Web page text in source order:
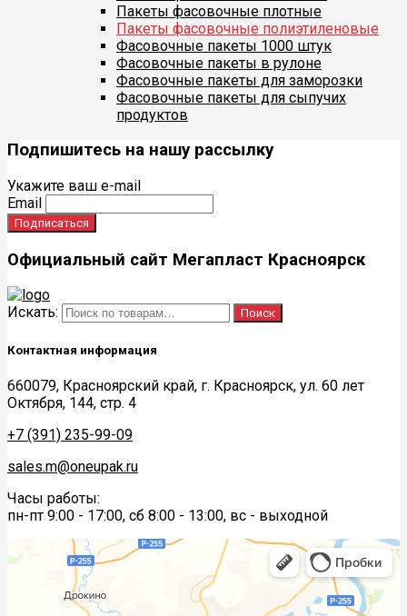
Пакеты фасовочные плотные
Пакеты фасовочные полиэтиленовые
Фасовочные пакеты 1000 штук
Фасовочные пакеты в рулоне
Фасовочные пакеты для заморозки
Фасовочные пакеты для сыпучих
продуктов
Подпишитесь на нашу рассылку
Укажите ваш e-mail
Email
Официальный сайт Мегапласт Красноярск
Искать: Поиск
Контактная информация
660079, Красноярский край, г. Красноярск, ул. 60 лет
Октября, 144, стр. 4
+7 (391) 235-99-09
sales.m@oneupak.ru
Часы работы:
пн-пт 9:00 - 17:00, сб 8:00 - 13:00, вс - выходной